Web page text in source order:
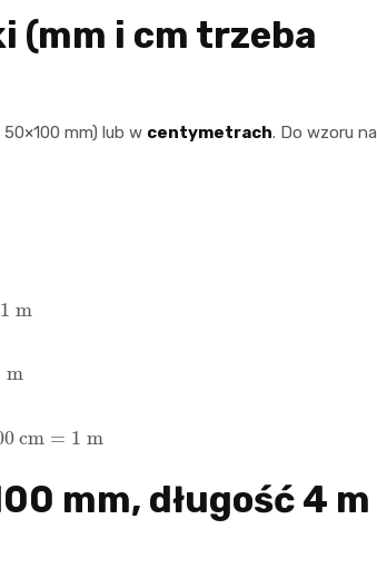
(mm i cm trzeba
50×100 mm) lub w centymetrach. Do wzoru na
m
m
cm= 1m
mm, długość 4 m